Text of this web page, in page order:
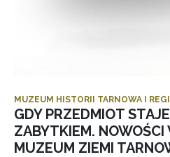
MUZEUM HISTORII TARNOWA I
GDY PRZEDMIOT
ZABYTKIEM. NOWOŚCI
MUZEUM ZIEMI